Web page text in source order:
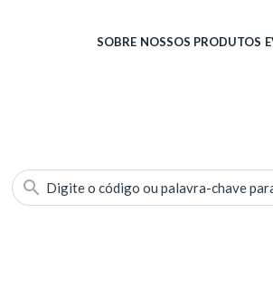
SOBRE NOSSOS PRODUTOS
Digite o código ou palavra-chave